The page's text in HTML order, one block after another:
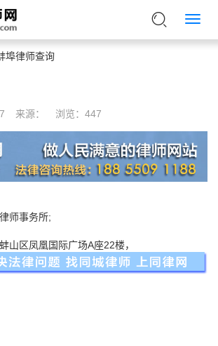
埠律师查询
来源： 浏览： 447
师事务所;
山区凤凰国际广场A座22楼，